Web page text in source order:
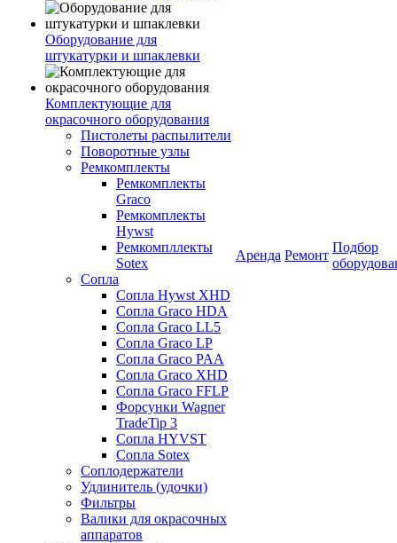
Оборудование для
штукатурки и шпаклевки
Комплектующие для
окрасочного оборудования
Пистолеты распылители
Поворотные узлы
Ремкомплекты
Ремкомплекты
Graco
Ремкомплекты
Hywst
Ремкомпллекты
Sotex
Сопла
Сопла Hywst XHD
Сопла Graco HDA
Сопла Graco LL5
Сопла Graco LP
Сопла Graco PAA
Сопла Graco XHD
Сопла Graco FFLP
Форсунки Wagner
TradeTip 3
Сопла HYVST
Сопла Sotex
Соплодержатели
Удлинитель (удочки)
Фильтры
Валики для окрасочных
аппаратов
Аренда Ремонт
Подбор